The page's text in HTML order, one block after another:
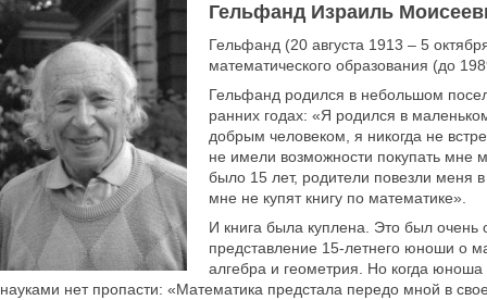
Гельфанд Израиль
Гельфанд (20 августа 1913 – 5
математического образования (до
Гельфанд родился в небольшом
ранних годах: «Я родился в
добрым человеком, я никогда не
не имели возможности покупать мне
было 15 лет, родители повезли меня
мне не купят книгу по математике».
И книга была куплена. Это был
представление 15-летнего юноши о
алгебра и геометрия. Но когда
науками нет пропасти: «Математика предстала передо мной в